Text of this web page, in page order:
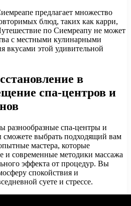
предлагает множество
блюд, таких как карри,
по Сиемреапу не может
с местными кулинарными
вкусами этой удивительной
в
спа-центров и
разнообразные спа-центры и
выбрать подходящий вам
мастера, которые
и современные методики массажа
эффекта от процедур. Вы
спокойствия и
суете и стрессе.